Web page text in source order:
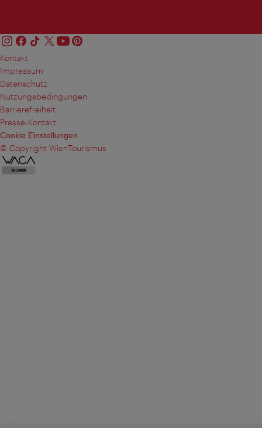
Kontakt
Impressum
Datenschutz
Nutzungsbedingungen
Barrierefreiheit
Presse-Kontakt
Cookie Einstellungen
© Copyright WienTourismus